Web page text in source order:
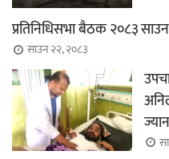
प्रतिनिधिसभा बैठक २०८३
साउन २२, २०८३
ज्यान